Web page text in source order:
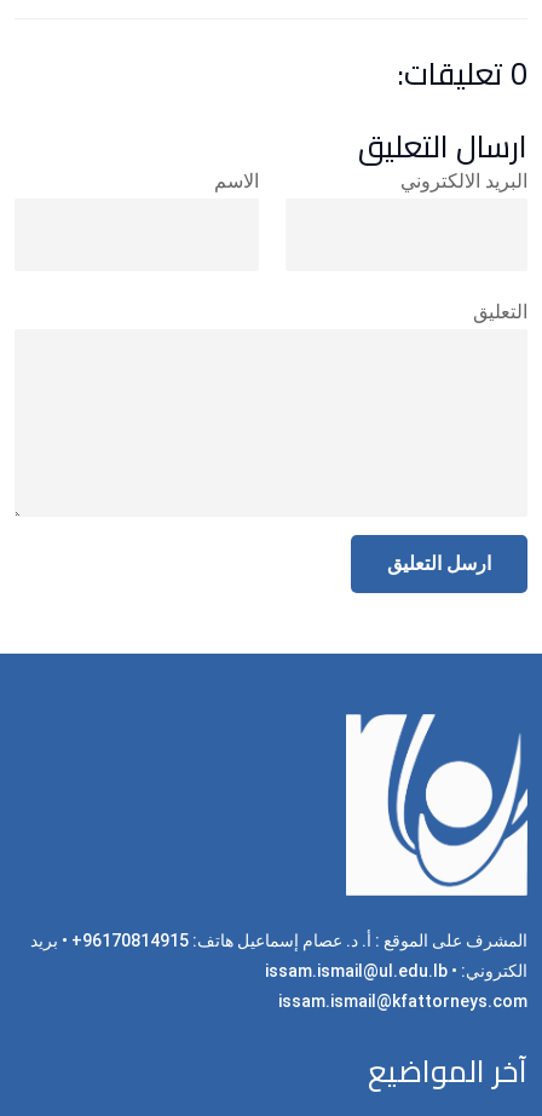
0 تعليقات:
ارسال التعليق
الاسم البريد الالكتروني
التعليق
المشرف على الموقع : أ. د. عصام إسماعيل هاتف: 96170814915+ • بريد
الكتروني: issam.ismail@ul.edu.lb •
issam.ismail@kfattorneys.com
آخر المواضيع